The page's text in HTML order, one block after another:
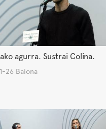
agurra. Sustrai Colina.
26 Baiona